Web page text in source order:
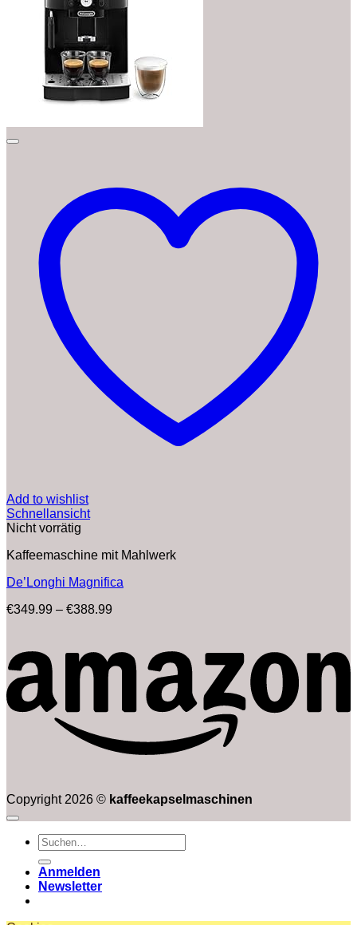
Add to wishlist
Schnellansicht
Nicht vorrätig
Kaffeemaschine mit Mahlwerk
De’Longhi Magnifica
€349.99 – €388.99Preisspanne:
€388.99
Copyright 2026 © kaffeekapselmaschinen
Suchen
nach:
Anmelden
Newsletter